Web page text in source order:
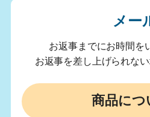
メー
お返事までにお時間を
お返事を差し上げられな
商品につ